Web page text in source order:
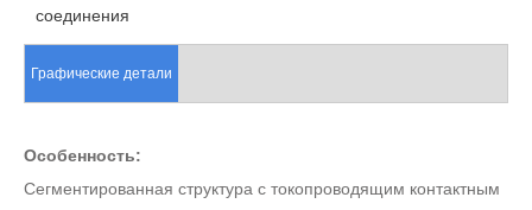
соединения
Графические детали
Особенность:
Сегментированная структура с токопроводящим контактным